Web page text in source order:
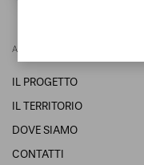
ABOUT US
IL PROGETTO
IL TERRITORIO
DOVE SIAMO
CONTATTI